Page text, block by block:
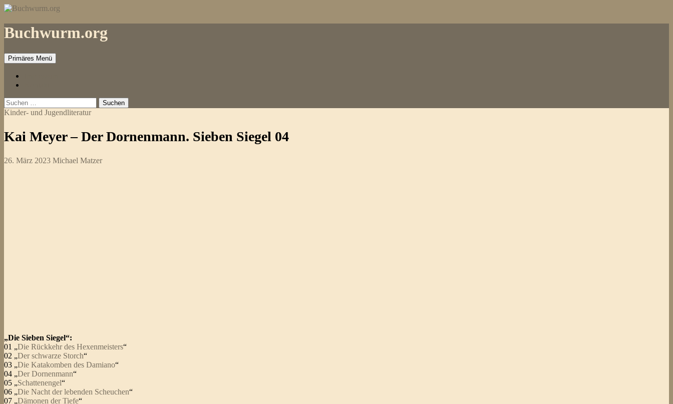
Zum
springen
Buchwurm.org
Primäres Menü
Suchen
nach:
Kinder- und Jugendliteratur
Kai Meyer – Der Dornenmann. Sieben Siegel 04
26. März 2023 Michael Matzer
„Die Sieben Siegel“:
01 „Die Rückkehr des Hexenmeisters“
02 „Der schwarze Storch“
03 „Die Katakomben des Damiano“
04 „Der Dornenmann“
05 „Schattenengel“
06 „Die Nacht der lebenden Scheuchen“
07 „Dämonen der Tiefe“